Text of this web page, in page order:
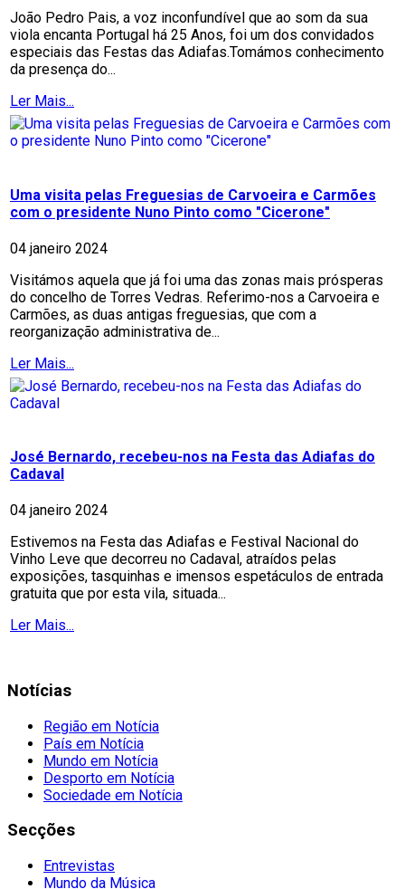
João Pedro Pais, a voz inconfundível que ao som da sua
viola encanta Portugal há 25 Anos, foi um dos convidados
especiais das Festas das Adiafas.Tomámos conhecimento
da presença do...
Ler Mais...
Uma visita pelas Freguesias de Carvoeira e Carmões
com o presidente Nuno Pinto como "Cicerone"
04 janeiro 2024
Visitámos aquela que já foi uma das zonas mais prósperas
do concelho de Torres Vedras. Referimo-nos a Carvoeira e
Carmões, as duas antigas freguesias, que com a
reorganização administrativa de...
Ler Mais...
José Bernardo, recebeu-nos na Festa das Adiafas do
Cadaval
04 janeiro 2024
Estivemos na Festa das Adiafas e Festival Nacional do
Vinho Leve que decorreu no Cadaval, atraídos pelas
exposições, tasquinhas e imensos espetáculos de entrada
gratuita que por esta vila, situada...
Ler Mais...
Notícias
Região em Notícia
País em Notícia
Mundo em Notícia
Desporto em Notícia
Sociedade em Notícia
Secções
Entrevistas
Mundo da Música